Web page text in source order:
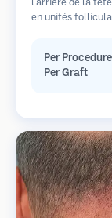
l'arrière de la
en unités
une cicatrice
Per Procedure
Per Graft